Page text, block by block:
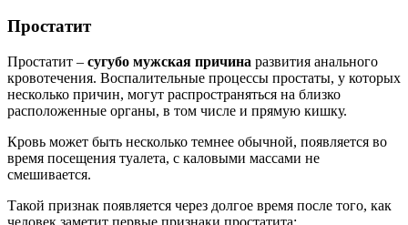
Простатит
Простатит – сугубо мужская причина развития анального
кровотечения. Воспалительные процессы простаты, у которых
несколько причин, могут распространяться на близко
расположенные органы, в том числе и прямую кишку.
Кровь может быть несколько темнее обычной, появляется во
время посещения туалета, с каловыми массами не
смешивается.
Такой признак появляется через долгое время после того, как
человек заметит первые признаки простатита: